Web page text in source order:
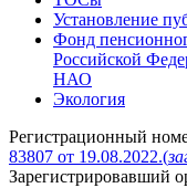
Установление
Фонд
Российской
НАО
Экология
Регистрационный
83807 от 19.08.2022.(
Зарегистрировавший